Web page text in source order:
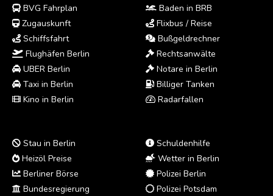
BVG Fahrplan
Zugauskunft
Schiffsfahrt
Flughäfen Berlin
UBER Berlin
Taxi in Berlin
Kino in Berlin
Baden in BRB
Flixbus / Reise
Bußgeldrechner
Rechtsanwälte
Notare in Berlin
Billiger Tanken
Radarfallen
Stau in Berlin
Heizöl Preise
Berliner Börse
Bundesregierung
Schuldenhilfe
Wetter in Berlin
Polizei Berlin
Polizei Potsdam